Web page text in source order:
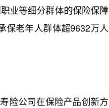
业等细分群体的保险保障
保老年人群体超9632万人
险公司在保险产品创新方